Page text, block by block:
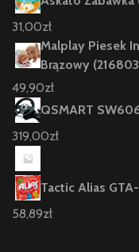
31,00zł
Malplay Piesek
Brązowy
49,90zł
QSMART
319,00zł
Tactic Alias
58,89zł